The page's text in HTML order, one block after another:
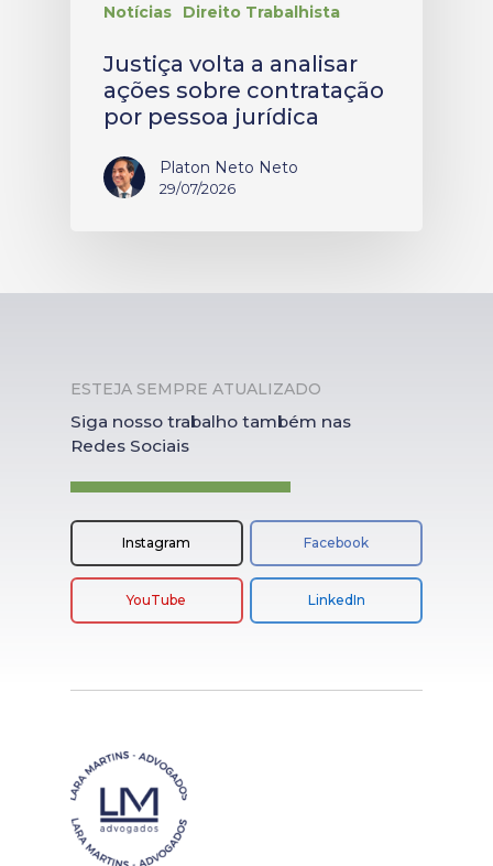
Notícias Direito Trabalhista
Justiça volta a analisar
ações sobre contratação
por pessoa jurídica
Platon Neto Neto
29/07/2026
ESTEJA SEMPRE ATUALIZADO
Siga nosso trabalho também nas
Redes Sociais
Instagram Facebook
YouTube LinkedIn